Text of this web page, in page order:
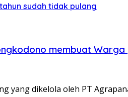
sudah tidak pulang
membuat
yang dikelola oleh PT